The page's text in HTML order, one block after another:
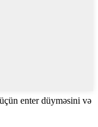
enter düyməsini və